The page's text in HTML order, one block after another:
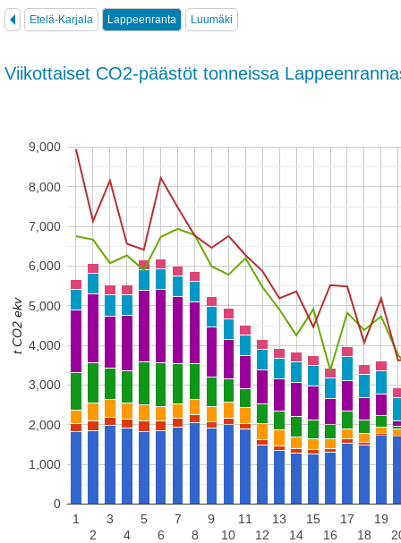
Etelä-Karjala Lappeenranta Luumäki
Viikottaiset CO2-päästöt tonneissa
1
2
3
4
5
6
7
8
9
10
11
12
13
14
15
16
17
18
19
0
1,000
2,000
3,000
4,000
5,000
6,000
7,000
8,000
9,000
t CO2 ekv